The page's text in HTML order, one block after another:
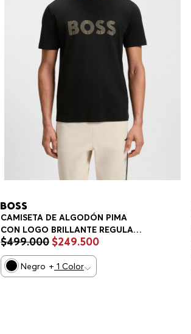
CAMISETA DE ALGODÓN PIMA
CON LOGO BRILLANTE REGULAR
FIT HOMBRE
$499.000 $249.500
Negro + 1 Color